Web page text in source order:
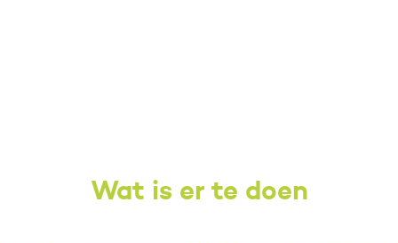
Wat is er te doen